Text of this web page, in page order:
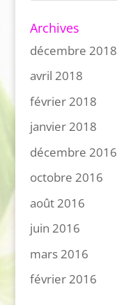
Archives
décembre 2018
avril 2018
février 2018
janvier 2018
décembre 2016
octobre 2016
août 2016
juin 2016
mars 2016
février 2016